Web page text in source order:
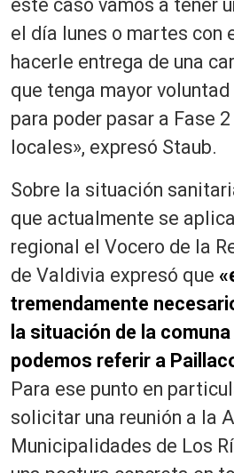
este caso vamos a tener
el día lunes o martes con
hacerle entrega de una
que tenga mayor
para poder pasar a Fase
locales», expresó Staub.
Sobre la situación
que actualmente se
regional el Vocero de la
de Valdivia expresó que
tremendamente
la situación de la
podemos referir a
Para ese punto en
solicitar una reunión a la
Municipalidades de Los